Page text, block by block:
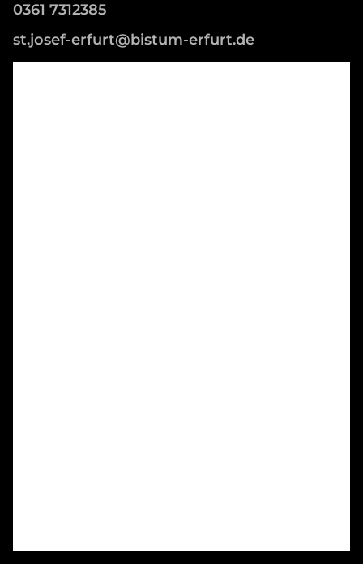
0361 7312385
st.josef-erfurt@bistum-erfurt.de